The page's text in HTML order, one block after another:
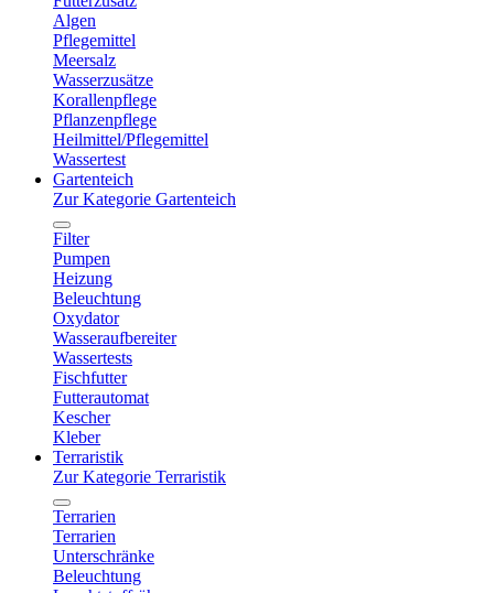
Algen
Pflegemittel
Meersalz
Wasserzusätze
Korallenpflege
Pflanzenpflege
Heilmittel/Pflegemittel
Wassertest
Gartenteich
Zur Kategorie Gartenteich
Filter
Pumpen
Heizung
Beleuchtung
Oxydator
Wasseraufbereiter
Wassertests
Fischfutter
Futterautomat
Kescher
Kleber
Terraristik
Zur Kategorie Terraristik
Terrarien
Terrarien
Unterschränke
Beleuchtung